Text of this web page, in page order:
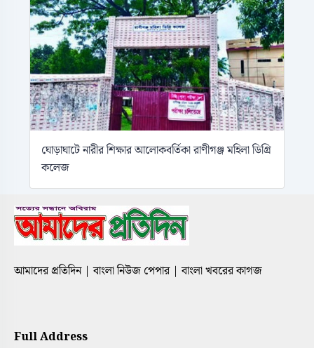
ঘোড়াঘাটে নারীর শিক্ষার আলোকবর্তিকা রাণীগঞ্জ মহিলা ডিগ্রি
কলেজ
আমাদের প্রতিদিন | বাংলা নিউজ পেপার | বাংলা খবরের কাগজ
Full Address